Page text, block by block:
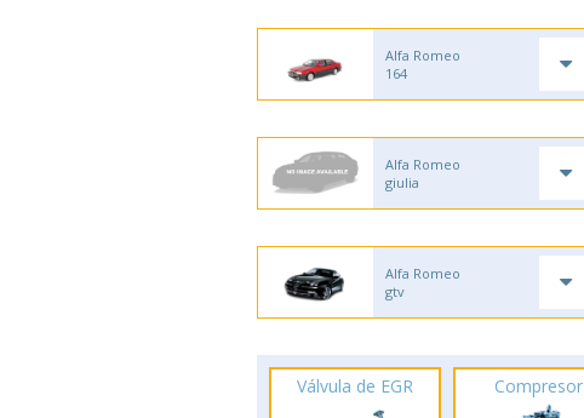
Alfa Romeo
164
Alfa Romeo
giulia
Alfa Romeo
gtv
Válvula de EGR Compresor